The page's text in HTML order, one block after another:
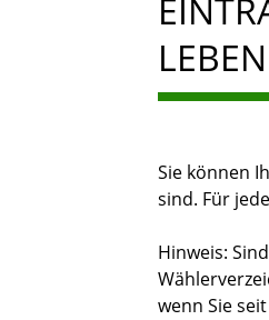
Sie können
sind. Für
Hinweis:
wenn Sie